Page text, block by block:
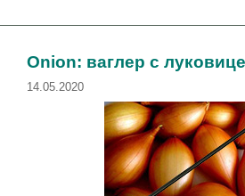
к
и
Onion: ваглер с
14.05.2020